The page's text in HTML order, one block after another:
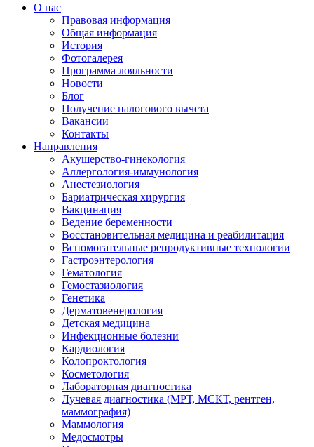
О нас
Правовая информация
Общая информация
История
Фотогалерея
Программа лояльности
Новости
Блог
Получение налогового вычета
Вакансии
Контакты
Направления
Акушерство-гинекология
Аллергология-иммунология
Анестезиология
Бариатрическая хирургия
Вакцинация
Ведение беременности
Восстановительная медицина и реабилитация
Вспомогательные репродуктивные технологии
Гастроэнтерология
Гематология
Гемостазиология
Генетика
Дерматовенерология
Детская медицина
Инфекционные болезни
Кардиология
Колопроктология
Косметология
Лабораторная диагностика
Лучевая диагностика (МРТ, МСКТ, рентген,
маммография)
Маммология
Медосмотры